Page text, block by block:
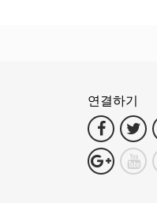
기 위해서입니다. 이곳은 태국
다운 섬 낙원이 숨어 있습니다
연결하기